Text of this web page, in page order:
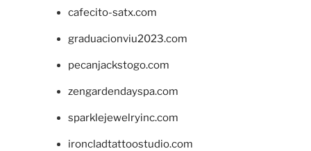
cafecito-satx.com
graduacionviu2023.com
pecanjackstogo.com
zengardendayspa.com
sparklejewelryinc.com
ironcladtattoostudio.com